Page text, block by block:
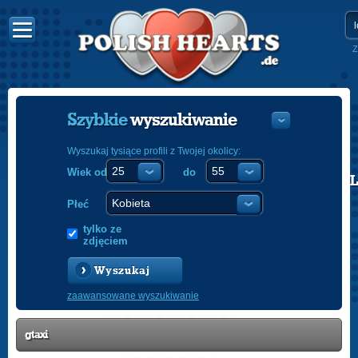
POLISH
Szybkiewyszukiwanie
Wyszukaj tysiące profili z Twojej okolicy:
Wiek od do
Płeć
tylko ze
zdjęciem
Wyszukaj
zaawansowane wyszukiwanie
gtaxi